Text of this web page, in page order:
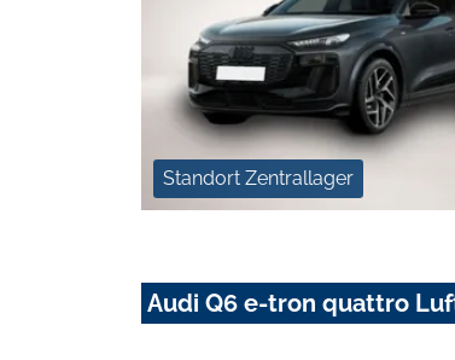
Standort Zentrallager
Audi Q6 e-tron quattro